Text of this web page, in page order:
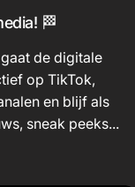
🏁
de digitale
op TikTok,
en blijf als
sneak peeks...